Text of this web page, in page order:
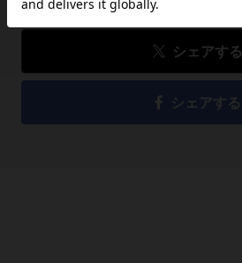
シェアする
シェアする